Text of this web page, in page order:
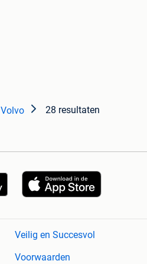
Volvo 28 resultaten
Veilig en Succesvol
Voorwaarden